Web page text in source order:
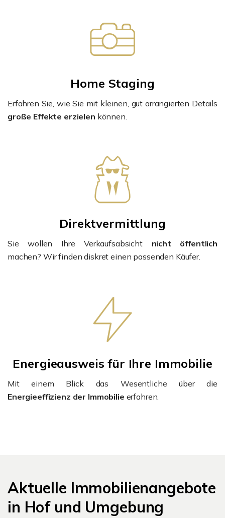
Home Staging
Erfahren Sie, wie Sie mit kleinen, gut arrangierten Details
große Effekte erzielen können.
Direktvermittlung
Sie wollen Ihre Verkaufsabsicht nicht öffentlich
machen? Wir finden diskret einen passenden Käufer.
Energieausweis für Ihre Immobilie
Mit einem Blick das Wesentliche über die
Energieeffizienz der Immobilie erfahren.
Aktuelle Immobilienangebote
in Hof und Umgebung